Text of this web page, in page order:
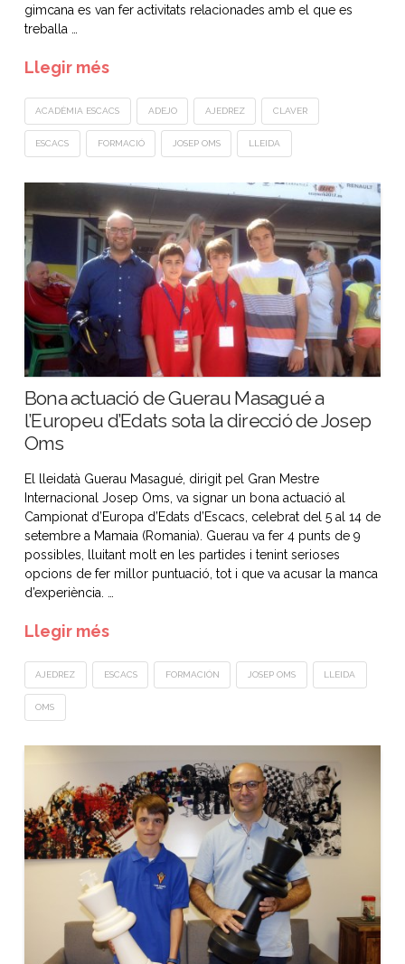
gimcana es van fer activitats relacionades amb el que es
treballa …
Llegir més
ACADÈMIA ESCACS ADEJO AJEDREZ CLAVER
ESCACS FORMACIÓ JOSEP OMS LLEIDA
Bona actuació de Guerau Masagué a
l’Europeu d’Edats sota la direcció de Josep
Oms
El lleidatà Guerau Masagué, dirigit pel Gran Mestre
Internacional Josep Oms, va signar un bona actuació al
Campionat d’Europa d’Edats d’Escacs, celebrat del 5 al 14 de
setembre a Mamaia (Romania). Guerau va fer 4 punts de 9
possibles, lluitant molt en les partides i tenint serioses
opcions de fer millor puntuació, tot i que va acusar la manca
d’experiència. …
Llegir més
AJEDREZ ESCACS FORMACIÓN JOSEP OMS LLEIDA
OMS